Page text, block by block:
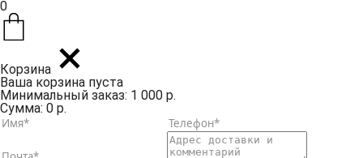
0
Корзина
Ваша корзина пуста
Минимальный заказ: 1 000 р.
Сумма: 0 р.